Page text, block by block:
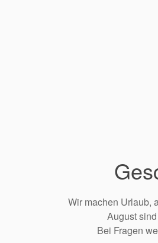
Wir machen Urlaub,
August
Bei Fragen